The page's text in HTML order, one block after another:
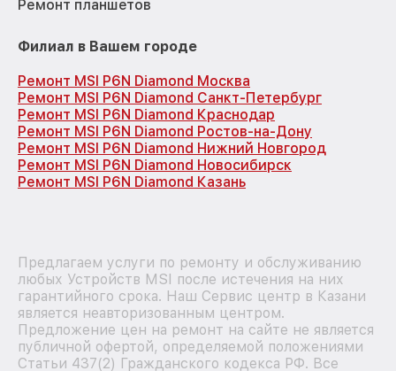
Ремонт планшетов
Филиал в Вашем городе
Ремонт MSI P6N Diamond Москва
Ремонт MSI P6N Diamond Санкт-Петербург
Ремонт MSI P6N Diamond Краснодар
Ремонт MSI P6N Diamond Ростов-на-Дону
Ремонт MSI P6N Diamond Нижний Новгород
Ремонт MSI P6N Diamond Новосибирск
Ремонт MSI P6N Diamond Казань
Предлагаем услуги по ремонту и обслуживанию
любых Устройств MSI после истечения на них
гарантийного срока. Наш Сервис центр в Казани
является неавторизованным центром.
Предложение цен на ремонт на сайте не является
публичной офертой, определяемой положениями
Статьи 437(2) Гражданского кодекса РФ. Все